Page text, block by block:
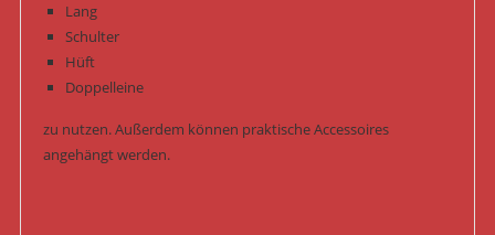
Lang
Schulter
Hüft
Doppelleine
zu nutzen. Außerdem können praktische Accessoires
angehängt werden.